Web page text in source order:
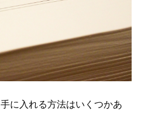
に入れる方法はいくつかあ